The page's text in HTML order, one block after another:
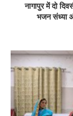
नागापुर में दो
भजन संध्या